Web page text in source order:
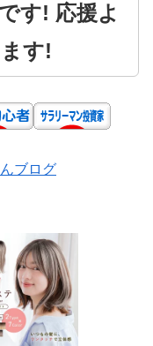
す! 応援よ
す!